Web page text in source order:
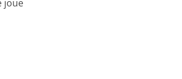
joue